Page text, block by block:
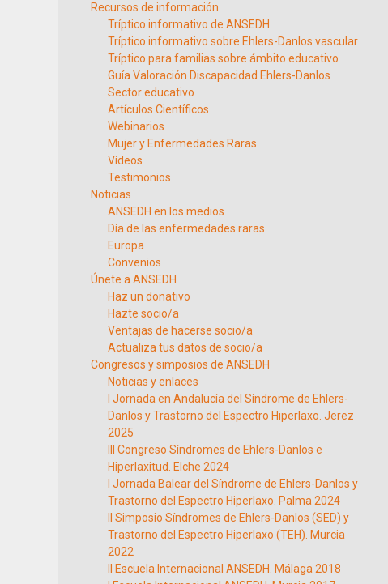
Recursos de información
Tríptico informativo de ANSEDH
Tríptico informativo sobre Ehlers-Danlos vascular
Tríptico para familias sobre ámbito educativo
Guía Valoración Discapacidad Ehlers-Danlos
Sector educativo
Artículos Científicos
Webinarios
Mujer y Enfermedades Raras
Vídeos
Testimonios
Noticias
ANSEDH en los medios
Día de las enfermedades raras
Europa
Convenios
Únete a ANSEDH
Haz un donativo
Hazte socio/a
Ventajas de hacerse socio/a
Actualiza tus datos de socio/a
Congresos y simposios de ANSEDH
Noticias y enlaces
I Jornada en Andalucía del Síndrome de Ehlers-
Danlos y Trastorno del Espectro Hiperlaxo. Jerez
2025
III Congreso Síndromes de Ehlers-Danlos e
Hiperlaxitud. Elche 2024
I Jornada Balear del Síndrome de Ehlers-Danlos y
Trastorno del Espectro Hiperlaxo. Palma 2024
II Simposio Síndromes de Ehlers-Danlos (SED) y
Trastorno del Espectro Hiperlaxo (TEH). Murcia
2022
II Escuela Internacional ANSEDH. Málaga 2018